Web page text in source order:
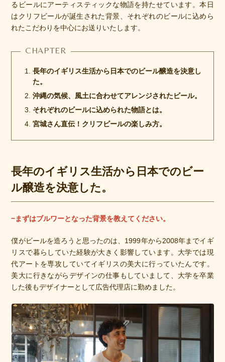
るビールにアーティスティックな物語を持たせています。本日
はクリフビールが誕生された背景、それぞれのビールに込めら
れたこだわりを中心にお送りいたします。
長年のイギリス生活から日本でのビール醸造を決意し
た。
沖縄の気候、風土に合わせてアレンジされたビール。
それぞれのビールに込められた物語とは。
宮城さん直伝！クリフビールの楽しみ方。
長年のイギリス生活から日本でのビー
ル醸造を決意した。
−まずはブルワーとなった背景を教えてください。
僕がビールを造ろうと思ったのは、1999年から2008年までイギ
リスで暮らしていた経験が大きく影響しています。大学では現
代アートを専攻していてイギリスの美大に行っていたんです。
美大に行きながらデザインの仕事もしていまして、大学を卒業
した後もデザイナーとして広告代理店に勤めました。